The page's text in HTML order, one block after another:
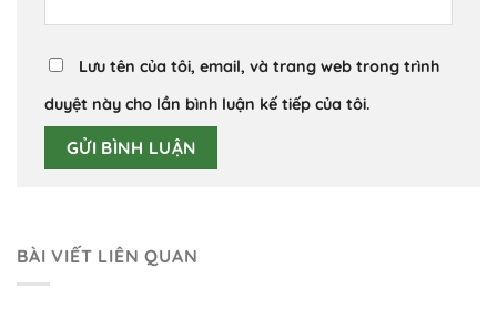
BÀI VIẾT LIÊN QUAN
Lưu tên của tôi, email, và trang web trong trình
duyệt này cho lần bình luận kế tiếp của tôi.